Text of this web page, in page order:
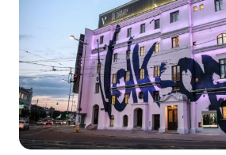
a
n
t
e
d
e
1
0